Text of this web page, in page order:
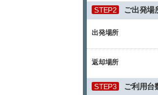
STEP2 ご出発場
出発場所
返却場所
STEP3 ご利用台